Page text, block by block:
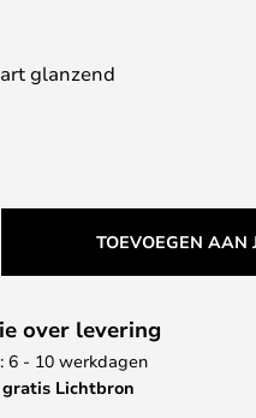
glanzend
TOEVOEGEN AAN
over levering
6 - 10 werkdagen
gratis Lichtbron